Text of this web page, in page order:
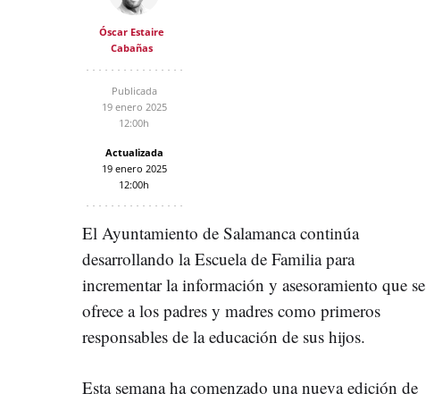
Óscar Estaire
Cabañas
Publicada
19 enero 2025
12:00h
Actualizada
19 enero 2025
12:00h
El Ayuntamiento de Salamanca continúa
desarrollando la Escuela de Familia para
incrementar la información y asesoramiento que se
ofrece a los padres y madres como primeros
responsables de la educación de sus hijos.
Esta semana ha comenzado una nueva edición de